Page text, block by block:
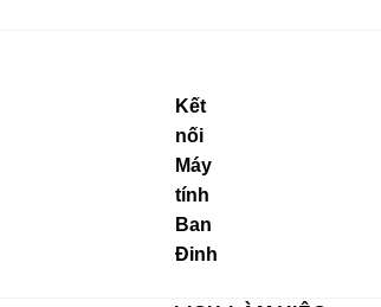
Kết
nối
Máy
tính
Ban
Đinh